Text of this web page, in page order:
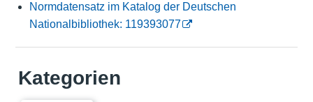
Normdatensatz im Katalog der Deutschen
Nationalbibliothek: 119393077
Kategorien